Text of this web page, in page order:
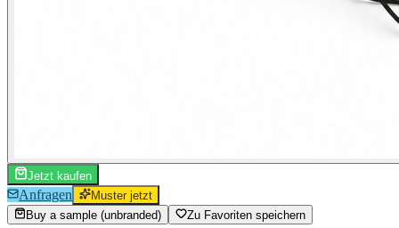
Jetzt kaufen
Anfragen
Muster jetzt
Buy a sample (unbranded)
Zu Favoriten speichern